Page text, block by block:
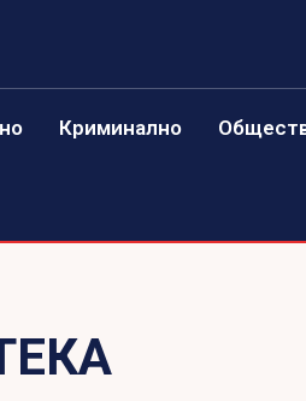
Криминално